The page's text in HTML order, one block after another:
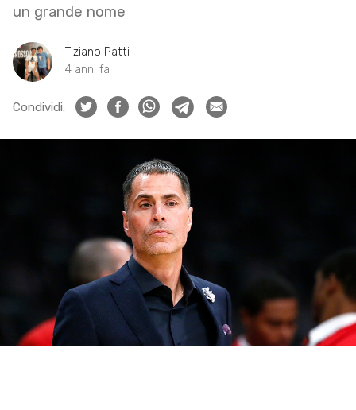
un grande nome
Tiziano Patti
4 anni fa
Condividi: